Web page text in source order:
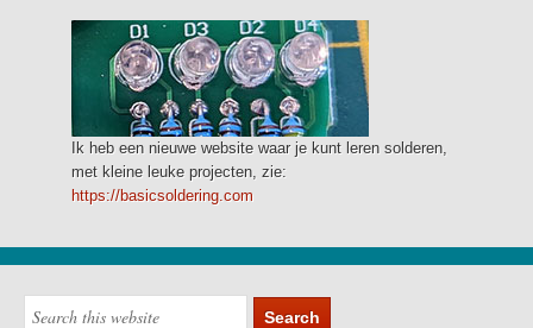
Ik heb een nieuwe website waar je kunt leren solderen,
met kleine leuke projecten, zie:
https://basicsoldering.com